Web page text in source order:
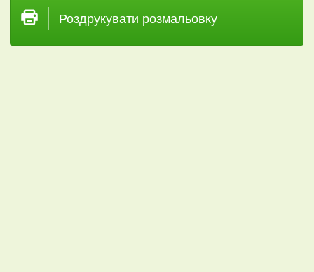
Роздрукувати розмальовку